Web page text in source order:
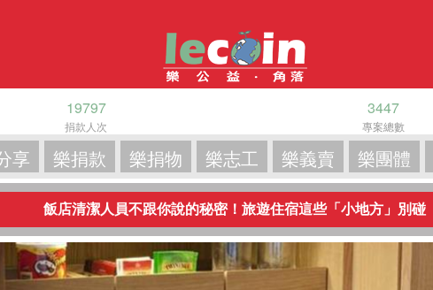
19797
捐款人次
3447
專案總數
享 樂捐款 樂捐物 樂志工 樂義賣 樂團體
飯店清潔人員不跟你說的秘密！旅遊住宿這些「小地方」別碰